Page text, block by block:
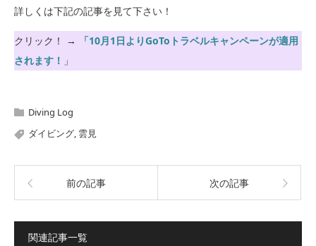
詳しくは下記の記事を見て下さい！
クリック！ →
「10月1日よりGoToトラベルキャンペーンが適用
されます！ 」
Diving Log
ダイビング, 雲見
前の記事 次の記事
関連記事一覧